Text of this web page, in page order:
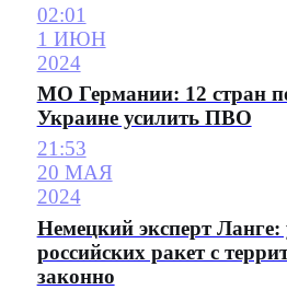
02:01
1 ИЮН
2024
МО Германии: 12 стран
Украине усилить ПВО
21:53
20 МАЯ
2024
Немецкий эксперт
российских ракет с
законно